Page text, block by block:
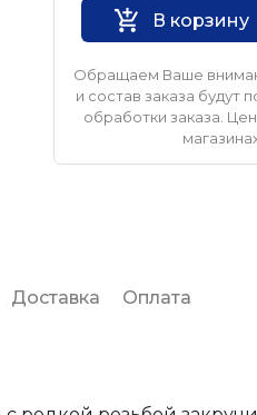
В корзину
Обращаем Ваше
и состав заказа
обработки заказа.
Доставка Оплата